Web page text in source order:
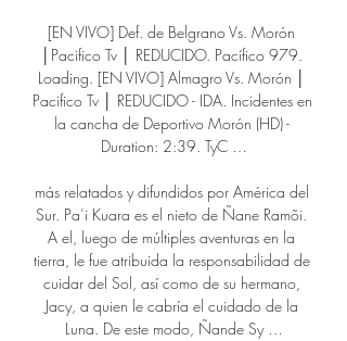
[EN VIVO] Def. de Belgrano Vs. Morón
│Pacifico Tv │ REDUCIDO. Pacífico 979.
Loading. [EN VIVO] Almagro Vs. Morón │
Pacifico Tv │ REDUCIDO - IDA. Incidentes en
la cancha de Deportivo Morón (HD) -
Duration: 2:39. TyC …
más relatados y difundidos por América del
Sur. Pa’i Kuara es el nieto de Ñane Ramõi.
A el, luego de múltiples aventuras en la
tierra, le fue atribuida la responsabilidad de
cuidar del Sol, así como de su hermano,
Jacy, a quien le cabría el cuidado de la
Luna. De este modo, Ñande Sy …